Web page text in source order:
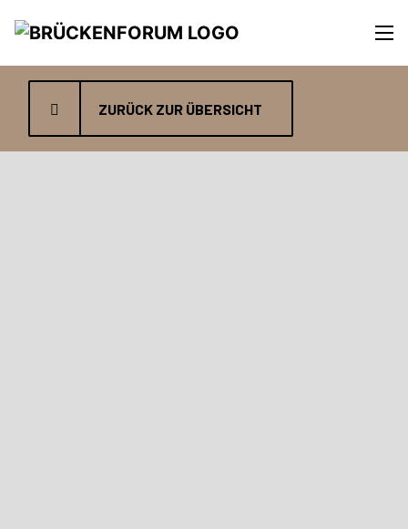
ZURÜCK ZUR ÜBERSICHT